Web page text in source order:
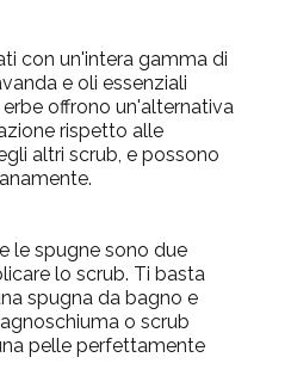
con un'intera gamma di
e oli essenziali
offrono un'alternativa
rispetto alle
altri scrub, e possono
le spugne sono due
lo scrub. Ti basta
spugna da bagno e
o scrub
pelle perfettamente